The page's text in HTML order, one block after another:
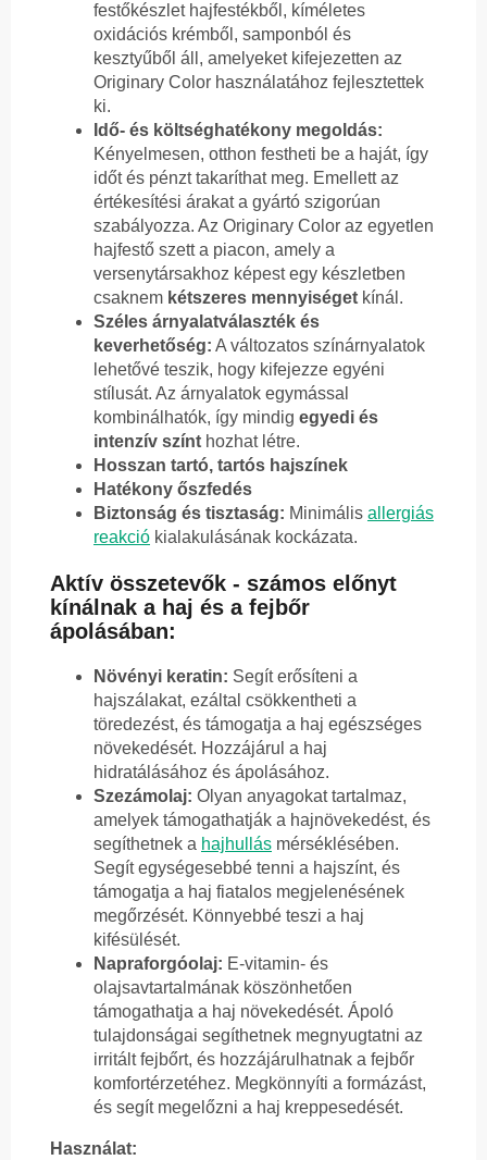
festőkészlet hajfestékből, kíméletes
oxidációs krémből, samponból és
kesztyűből áll, amelyeket kifejezetten az
Originary Color használatához fejlesztettek
ki.
Idő- és költséghatékony megoldás:
Kényelmesen, otthon festheti be a haját, így
időt és pénzt takaríthat meg. Emellett az
értékesítési árakat a gyártó szigorúan
szabályozza. Az Originary Color az egyetlen
hajfestő szett a piacon, amely a
versenytársakhoz képest egy készletben
csaknem kétszeres mennyiséget kínál.
Széles árnyalatválaszték és
keverhetőség: A változatos színárnyalatok
lehetővé teszik, hogy kifejezze egyéni
stílusát. Az árnyalatok egymással
kombinálhatók, így mindig egyedi és
intenzív színt hozhat létre.
Hosszan tartó, tartós hajszínek
Hatékony őszfedés
Biztonság és tisztaság: Minimális allergiás
reakció kialakulásának kockázata.
Aktív összetevők - számos előnyt
kínálnak a haj és a fejbőr
ápolásában:
Növényi keratin: Segít erősíteni a
hajszálakat, ezáltal csökkentheti a
töredezést, és támogatja a haj egészséges
növekedését. Hozzájárul a haj
hidratálásához és ápolásához.
Szezámolaj: Olyan anyagokat tartalmaz,
amelyek támogathatják a hajnövekedést, és
segíthetnek a hajhullás mérséklésében.
Segít egységesebbé tenni a hajszínt, és
támogatja a haj fiatalos megjelenésének
megőrzését. Könnyebbé teszi a haj
kifésülését.
Napraforgóolaj: E-vitamin- és
olajsavtartalmának köszönhetően
támogathatja a haj növekedését. Ápoló
tulajdonságai segíthetnek megnyugtatni az
irritált fejbőrt, és hozzájárulhatnak a fejbőr
komfortérzetéhez. Megkönnyíti a formázást,
és segít megelőzni a haj kreppesedését.
Használat: